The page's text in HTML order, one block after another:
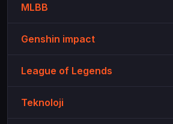
MLBB
Genshin impact
League of Legends
Teknoloji